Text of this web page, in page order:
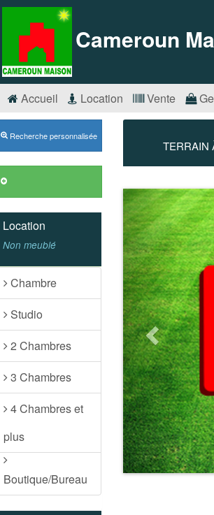
Cameroun
Accueil Location Vente
Recherche personnalisée
Location
Non meublé
Chambre
Studio
2 Chambres
3 Chambres
4 Chambres et
plus
Boutique/Bureau
TERRAIN
Précédent